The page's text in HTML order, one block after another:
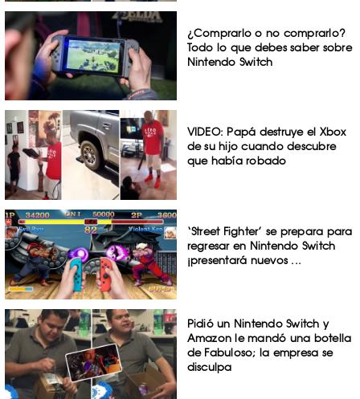
¿Comprarlo o no comprarlo?
Todo lo que debes saber sobre
Nintendo Switch
VIDEO: Papá destruye el Xbox
de su hijo cuando descubre
que había robado
‘Street Fighter’ se prepara para
regresar en Nintendo Switch
¡presentará nuevos ...
Pidió un Nintendo Switch y
Amazon le mandó una botella
de Fabuloso; la empresa se
disculpa